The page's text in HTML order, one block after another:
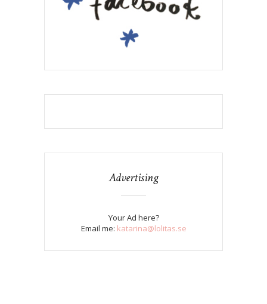
Advertising
Your Ad here?
Email me: katarina@lolitas.se